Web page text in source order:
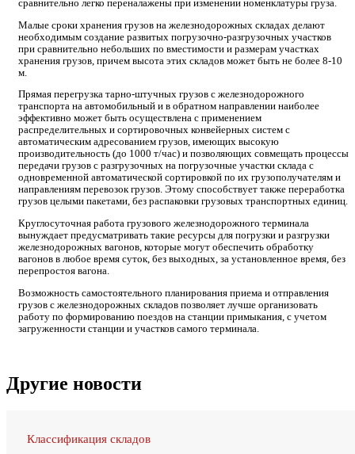
сравнительно легко переналажены при изменении номенклатуры груза.
Малые сроки хранения грузов на железнодорожных складах делают
необходимым создание развитых погрузочно-разгрузочных участков
при сравнительно небольших по вместимости и размерам участках
хранения грузов, причем высота этих складов может быть не более 8-10
м.
Прямая перегрузка тарно-штучных грузов с железнодорожного
транспорта на автомобильный и в обратном направлении наиболее
эффективно может быть осуществлена с применением
распределительных и сортировочных конвейерных систем с
автоматическим адресованием грузов, имеющих высокую
производительность (до 1000 т/час) и позволяющих совмещать процессы
передачи грузов с разгрузочных на погрузочные участки склада с
одновременной автоматической сортировкой по их грузополучателям и
направлениям перевозок грузов. Этому способствует также переработка
грузов целыми пакетами, без распаковки грузовых транспортных единиц.
Круглосуточная работа грузового железнодорожного терминала
вынуждает предусматривать такие ресурсы для погрузки и разгрузки
железнодорожных вагонов, которые могут обеспечить обработку
вагонов в любое время суток, без выходных, за установленное время, без
перепростоя вагона.
Возможность самостоятельного планирования приема и отправления
грузов с железнодорожных складов позволяет лучше организовать
работу по формированию поездов на станции примыкания, с учетом
загруженности станции и участков самого терминала.
Другие новости
Классификация складов